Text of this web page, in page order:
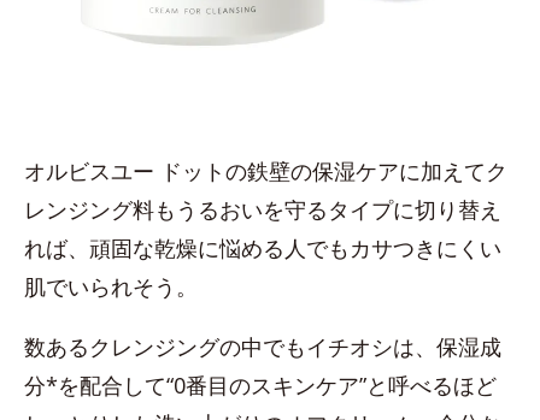
オルビスユー ドットの鉄壁の保湿ケアに加えてク
レンジング料もうるおいを守るタイプに切り替え
れば、頑固な乾燥に悩める人でもカサつきにくい
肌でいられそう。
数あるクレンジングの中でもイチオシは、保湿成
分*を配合して“0番目のスキンケア”と呼べるほど